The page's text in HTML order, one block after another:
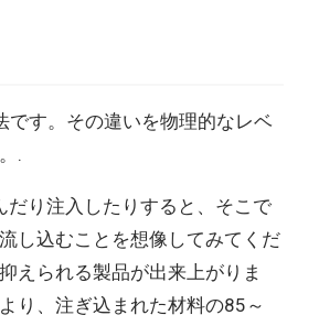
す。その違いを物理的なレベ
.
り注入したりすると、そこで
し込むことを想像してみてくだ
えられる製品が出来上がりま
り、注ぎ込まれた材料の85～